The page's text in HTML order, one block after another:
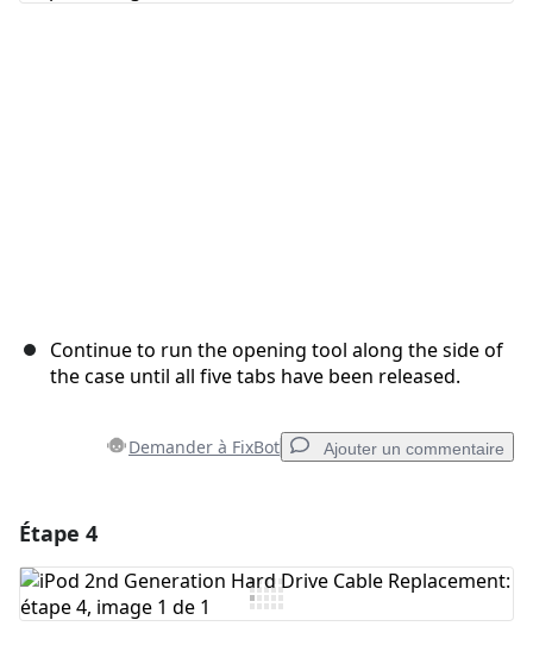
Continue to run the opening tool along the side of
the case until all five tabs have been released.
Demander à FixBot Ajouter un commentaire
Ajouter un commentaire
Étape 4